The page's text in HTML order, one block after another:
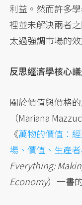
利益。然而許多
裡並未解決兩者
太過強調市場的效
反思經濟學核心
關於價值與價格
（Mariana
《萬物的價值：
場、價值、生產
Everything:
Economy）一書